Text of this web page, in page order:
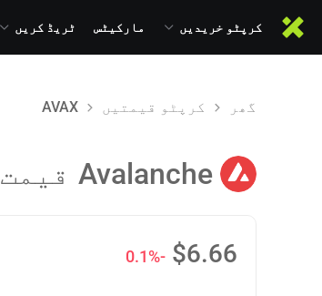
کرپٹو خریدیں مارکیٹس ٹریڈ کریں
گھر کرپٹو قیمتیں AVAX
Avalanche قیمت
$6.66
-0.1%